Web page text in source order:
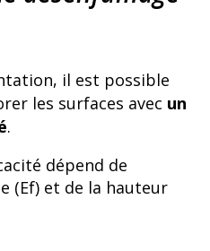
il est possible
les surfaces avec un
.
dépend de
(Ef) et de la hauteur